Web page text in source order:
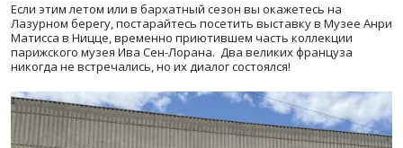
Если этим летом или в бархатный сезон вы окажетесь на
Лазурном берегу, постарайтесь посетить выставку в Музее Анри
Матисса в Ницце, временно приютившем часть коллекции
парижского музея Ива Сен-Лорана. Два великих француза
никогда не встречались, но их диалог состоялся!